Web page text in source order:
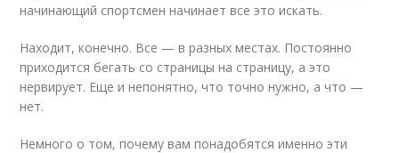
начинающий спортсмен начинает все это искать.
Находит, конечно. Все — в разных местах. Постоянно
приходится бегать со страницы на страницу, а это
нервирует. Еще и непонятно, что точно нужно, а что —
нет.
Немного о том, почему вам понадобятся именно эти